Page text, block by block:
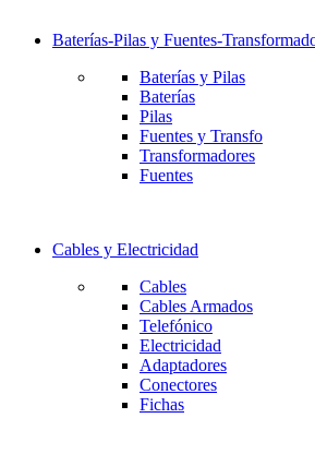
Baterías-Pilas y Fuentes-
Baterías y Pilas
Baterías
Pilas
Fuentes y Transfo
Transformadores
Fuentes
Cables y Electricidad
Cables
Cables Armados
Telefónico
Electricidad
Adaptadores
Conectores
Fichas